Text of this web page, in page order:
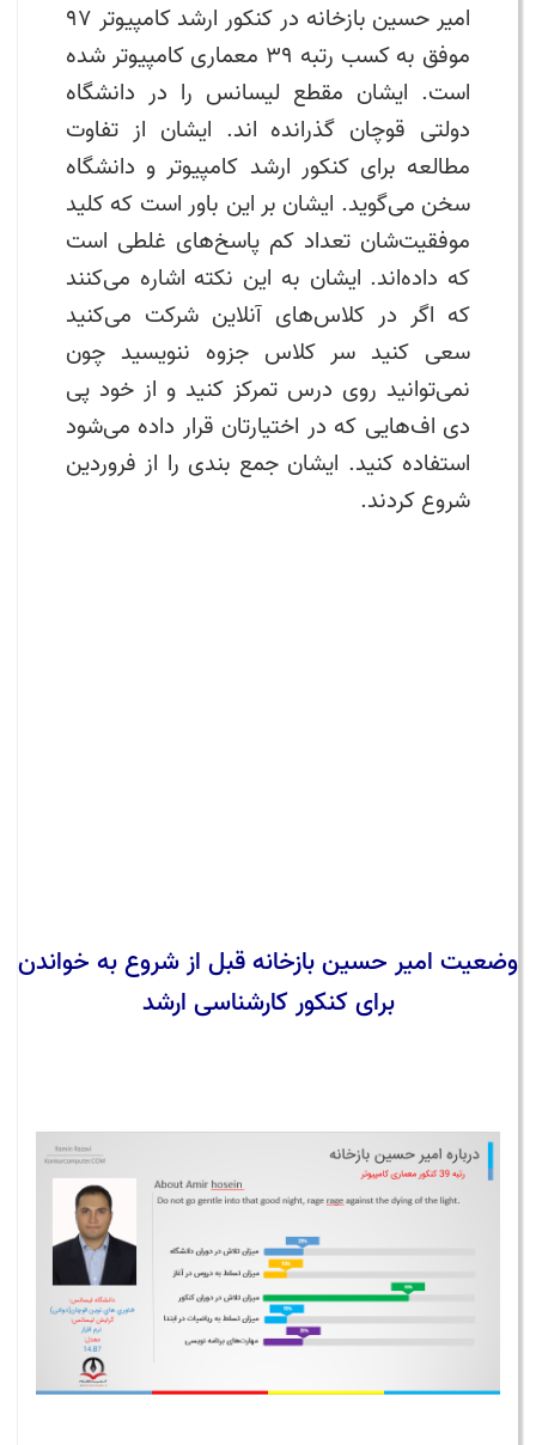
امیر حسین بازخانه در کنکور ارشد کامپیوتر 97
موفق به کسب رتبه 39 معماری کامپیوتر شده
است. ایشان مقطع لیسانس را در دانشگاه
دولتی قوچان گذرانده اند. ایشان از تفاوت
مطالعه برای کنکور ارشد کامپیوتر و دانشگاه
سخن می‌گوید. ایشان بر این باور است که کلید
موفقیت‌شان تعداد کم پاسخ‌های غلطی است
که داده‌اند. ایشان به این نکته اشاره می‌کنند
که اگر در کلاس‌های آنلاین شرکت می‌کنید
سعی کنید سر کلاس جزوه ننویسید چون
نمی‌توانید روی درس تمرکز کنید و از خود پی
دی اف‌هایی که در اختیارتان قرار داده می‌شود
استفاده کنید. ایشان جمع بندی را از فروردین
شروع کردند.
وضعیت امیر حسین بازخانه قبل از شروع به خواندن
برای کنکور کارشناسی ارشد